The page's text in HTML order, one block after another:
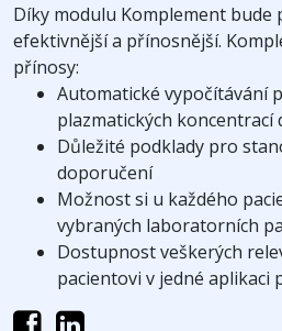
Díky modulu Komplement bude
efektivnější a přínosnější.
přínosy:
Automatické vypočítávání
plazmatických koncentrací
Důležité podklady pro
doporučení
Možnost si u každého
vybraných laboratorních
Dostupnost veškerých
pacientovi v jedné aplikaci